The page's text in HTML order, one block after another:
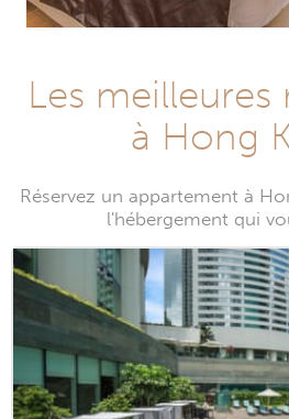
Les meilleures
à Hong
Réservez un appartement à
l'hébergement qui